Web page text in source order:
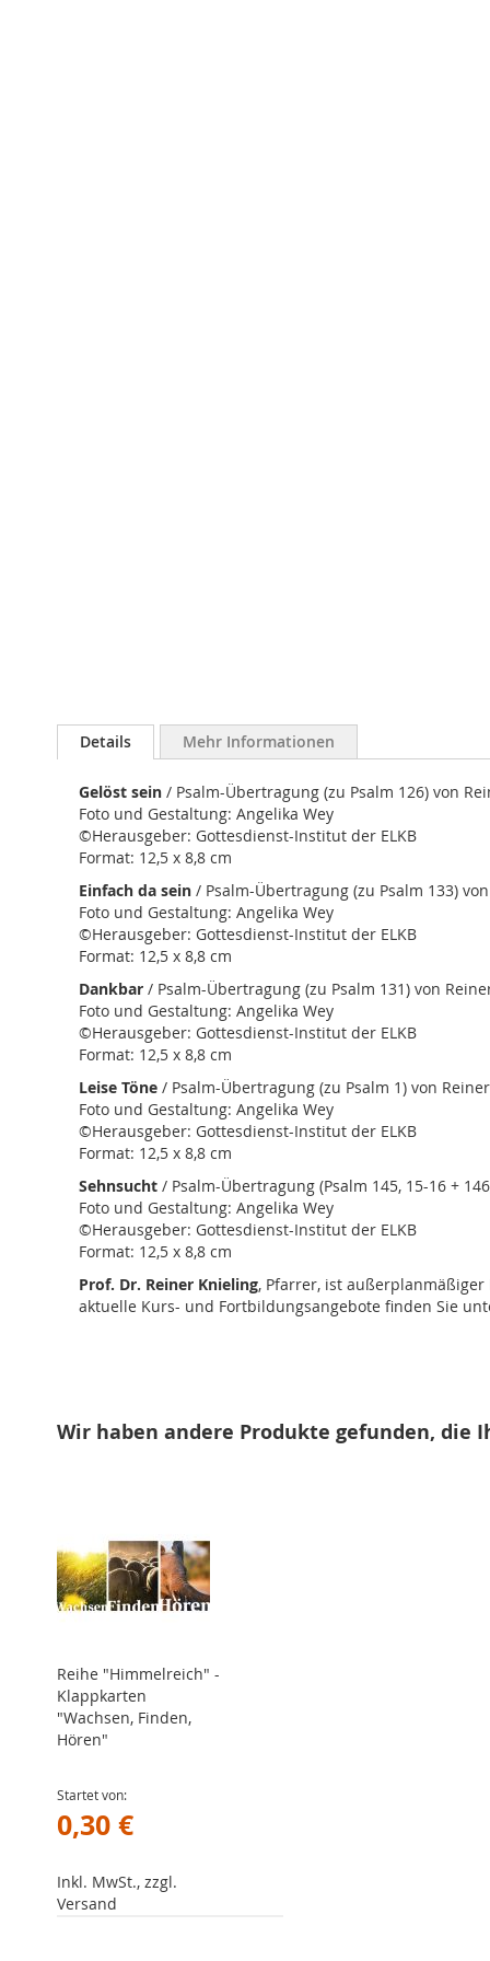
Details
Gelöst sein / Psalm-Übertragung (zu Psalm 126) von
Foto und Gestaltung: Angelika Wey
©Herausgeber: Gottesdienst-Institut der ELKB
Format: 12,5 x 8,8 cm
Einfach da sein / Psalm-Übertragung (zu Psalm 133)
Foto und Gestaltung: Angelika Wey
©Herausgeber: Gottesdienst-Institut der ELKB
Format: 12,5 x 8,8 cm
Dankbar / Psalm-Übertragung (zu Psalm 131) von
Foto und Gestaltung: Angelika Wey
©Herausgeber: Gottesdienst-Institut der ELKB
Format: 12,5 x 8,8 cm
Leise Töne / Psalm-Übertragung (zu Psalm 1) von
Foto und Gestaltung: Angelika Wey
©Herausgeber: Gottesdienst-Institut der ELKB
Format: 12,5 x 8,8 cm
Sehnsucht / Psalm-Übertragung (Psalm 145, 15-16 +
Foto und Gestaltung: Angelika Wey
©Herausgeber: Gottesdienst-Institut der ELKB
Format: 12,5 x 8,8 cm
Prof. Dr. Reiner Knieling, Pfarrer, ist
aktuelle Kurs- und Fortbildungsangebote finden Sie
Mehr Informationen
Wir haben andere Produkte gefunden, die
Reihe "Himmelreich" -
Klappkarten
"Wachsen, Finden,
Hören"
Startet von
0,30 €
Inkl. MwSt., zzgl.
Versand